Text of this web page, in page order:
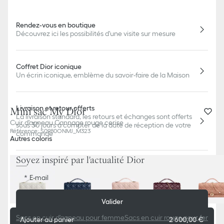
Mini sac My Dior
Cuir d'agneau Cannage rouge cerise
Référence: S0980ONMJ_M323
Autres coloris
Ajouter au panier 2 600,00 €
Rendez-vous en boutique
Découvrez ici les possibilités d'une visite sur mesure
Coffret Dior iconique
Un écrin iconique, emblème du savoir-faire de la Maison
Livraison et retour offerts
La livraison standard, les retours et échanges sont offerts
sous 30 jours à compter de la date de réception de votre
commande
Soyez inspiré par l'actualité Dior
E-mail
Valider
Sacs en cuir d'agneau pour femmeSacs en cuir rouge pour femme